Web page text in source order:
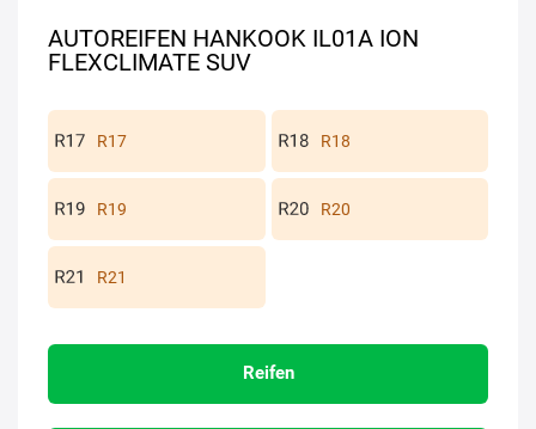
AUTOREIFEN HANKOOK IL01A ION
FLEXCLIMATE SUV
R17 R18
R19 R20
R21
Reifen